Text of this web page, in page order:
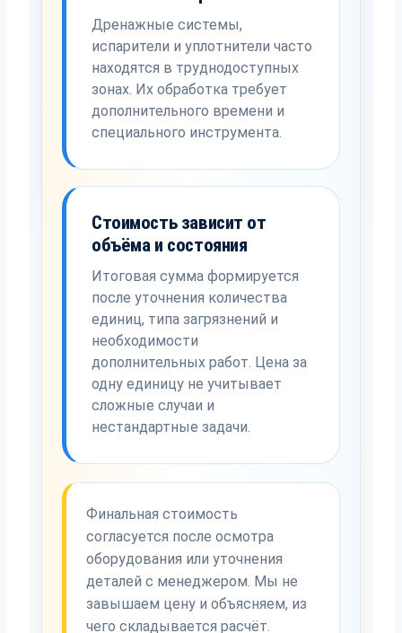
Дренажные системы,
испарители и уплотнители часто
находятся в труднодоступных
зонах. Их обработка требует
дополнительного времени и
специального инструмента.
Стоимость зависит от
объёма и состояния
Итоговая сумма формируется
после уточнения количества
единиц, типа загрязнений и
необходимости
дополнительных работ. Цена за
одну единицу не учитывает
сложные случаи и
нестандартные задачи.
Финальная стоимость
согласуется после осмотра
оборудования или уточнения
деталей с менеджером. Мы не
завышаем цену и объясняем, из
чего складывается расчёт.